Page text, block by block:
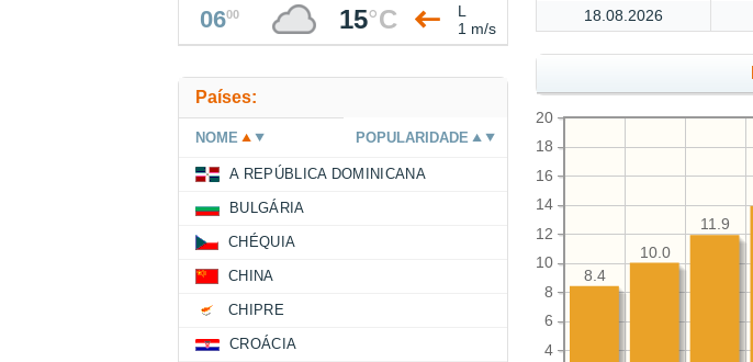
18.08.2026
4
6
8
10
12
14
16
18
20
11.9
10.0
8.4
0600 15°C
L
1 m/s
Países:
NOME POPULARIDADE
A REPÚBLICA DOMINICANA
BULGÁRIA
CHÉQUIA
CHINA
CHIPRE
CROÁCIA